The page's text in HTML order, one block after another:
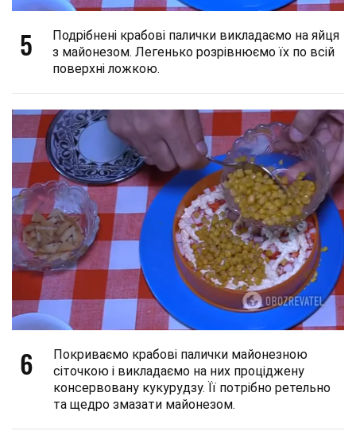
5
Подрібнені крабові палички викладаємо на яйця
з майонезом. Легенько розрівнюємо їх по всій
поверхні ложкою.
6
Покриваємо крабові палички майонезною
сіточкою і викладаємо на них проціджену
консервовану кукурудзу. Її потрібно ретельно
та щедро змазати майонезом.